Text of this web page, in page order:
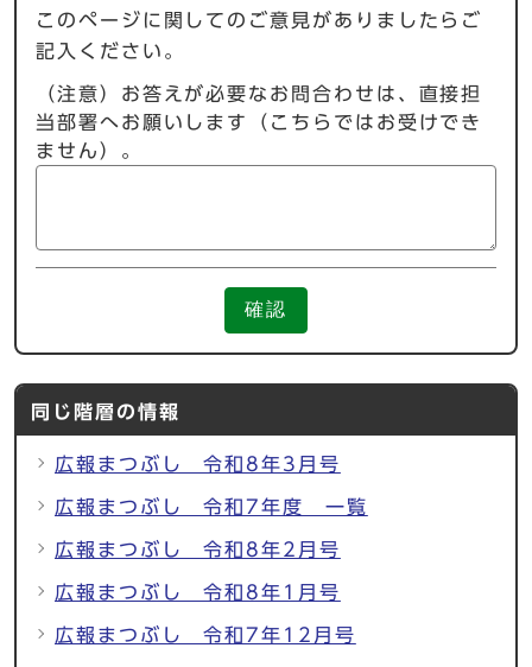
このページに関してのご意見がありましたらご
記入ください。
（注意）お答えが必要なお問合わせは、直接担
当部署へお願いします（こちらではお受けでき
ません）。
確認
同じ階層の情報
広報まつぶし 令和8年3月号
広報まつぶし 令和7年度 一覧
広報まつぶし 令和8年2月号
広報まつぶし 令和8年1月号
広報まつぶし 令和7年12月号